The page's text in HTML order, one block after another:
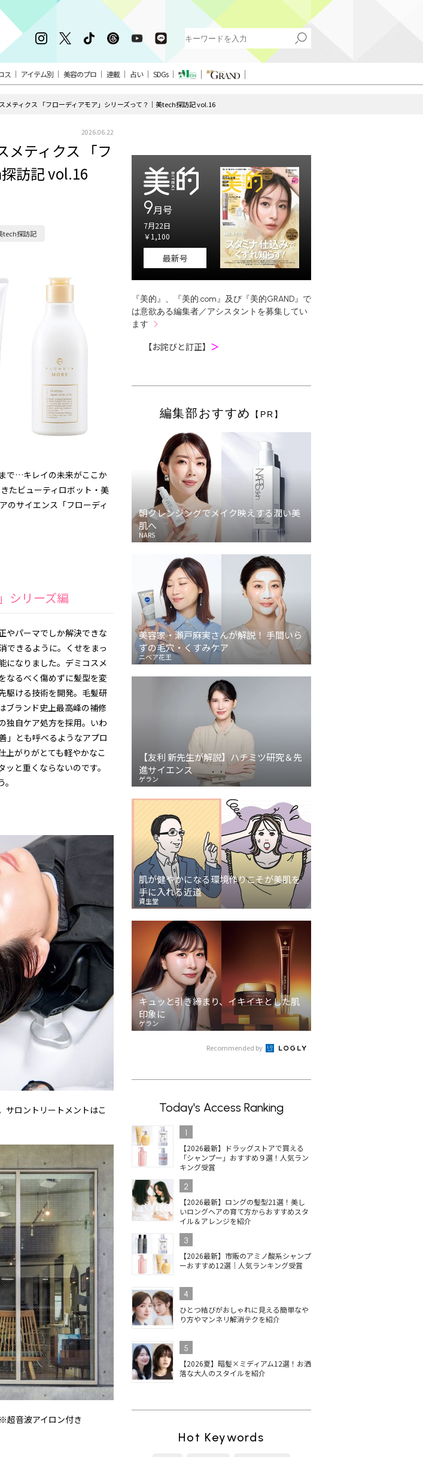
ス アイテム別 美容のプロ 連載 占い SDGs
メティクス 「フローディアモア」シリーズって？｜美tech探訪記 vol.16
2026.06.22
メティクス 「フ
訪記 vol.16
tech探訪記
で…キレイの未来がここか
たビューティロボット・美
のサイエンス「フローディ
シリーズ編
やパーマでしか解決できな
できるように。くせをまっ
になりました。デミコスメ
なるべく傷めずに髪型を変
駆ける技術を開発。毛髪研
ブランド史上最高峰の補修
独自ケア処方を採用。いわ
」とも呼べるようなアプロ
上がりがとても軽やかなこ
と重くならないのです。
サロントリートメントはこ
※超音波アイロン付き
9月号
7月22日
￥1,100
最新号
『美的』、『美的.com』及び『美的GRAND』で
は意欲ある編集者／アシスタントを募集してい
ます
【お詫びと訂正】 ＞
編集部おすすめ 【PR】
朝クレンジングでメイク映えする潤い美
肌へ
NARS
美容家・瀬戸麻実さんが解説！ 手間いら
ずの毛穴・くすみケア
ニベア花王
【友利 新先生が解説】ハチミツ研究＆先
進サイエンス
ゲラン
肌が健やかになる環境作りこそが美肌を
手に入れる近道
資生堂
キュッと引き締まり、イキイキとした肌
印象に
ゲラン
Recommended by
Today's Access Ranking
1
【2026最新】ドラッグストアで買える
「シャンプー」おすすめ９選！人気ラン
キング受賞
2
【2026最新】ロングの髪型21選！美し
いロングヘアの育て方からおすすめスタ
イル＆アレンジを紹介
3
【2026最新】市販のアミノ酸系シャンプ
ーおすすめ12選｜人気ランキング受賞
4
ひとつ結びがおしゃれに見える簡単なや
り方やマンネリ解消テクを紹介
5
【2026夏】暗髪×ミディアム12選！お洒
落な大人のスタイルを紹介
Hot Keywords